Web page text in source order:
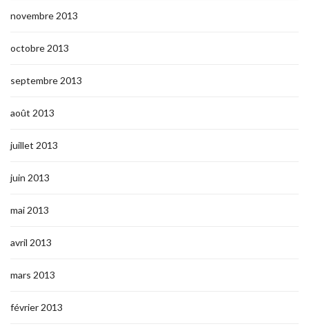
novembre 2013
octobre 2013
septembre 2013
août 2013
juillet 2013
juin 2013
mai 2013
avril 2013
mars 2013
février 2013